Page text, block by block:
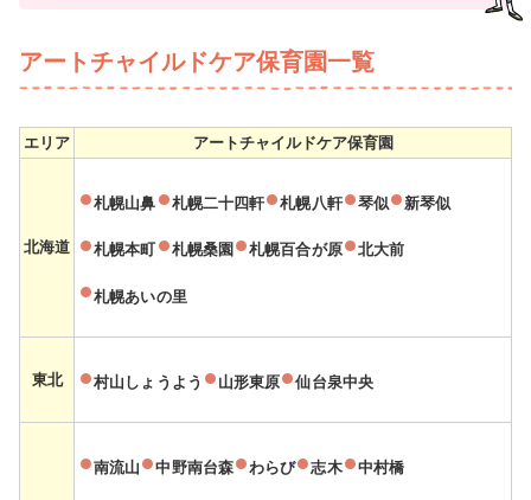
アートチャイルドケア保育園一覧
エリア アートチャイルドケア保育園
北海道
札幌山鼻 札幌二十四軒 札幌八軒 琴似 新琴似
札幌本町 札幌桑園 札幌百合が原 北大前
札幌あいの里
東北 村山しょうよう 山形東原 仙台泉中央
南流山 中野南台森 わらび 志木 中村橋